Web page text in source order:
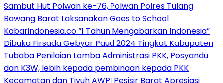
Sambut Hut Polwan ke-76, Polwan Polres Tulang
Bawang Barat Laksanakan Goes to School
Kabarindonesia.co “1 Tahun Mengabarkan Indonesia”
Dibuka Firsada Gebyar Paud 2024 Tingkat Kabupaten
Tubaba Penilaian Lomba Administrasi PKK, Posyandu
dan K3W, lebih kepada pembinaan kepada PKK
Kecamatan dan TiyuhAWPI Pesisir Barat Apresiasi